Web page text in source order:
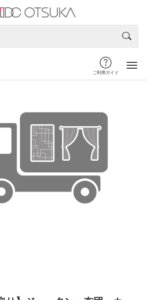
ご利用ガイド